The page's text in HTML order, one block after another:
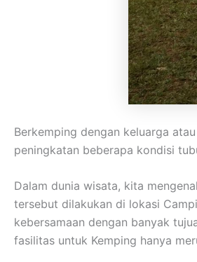
Berkemping dengan keluarga
peningkatan beberapa kondisi
Dalam dunia wisata, kita
tersebut dilakukan di lokasi
kebersamaan dengan banyak
fasilitas untuk Kemping hanya